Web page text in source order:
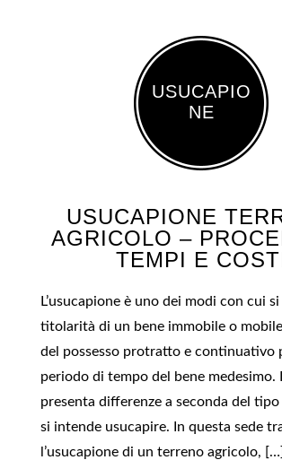
USUCAPIO
NE
USUCAPIONE
AGRICOLO –
TEMPI E
L’usucapione è uno dei modi con cui
titolarità di un bene immobile o
del possesso protratto e continuativo
periodo di tempo del bene medesimo.
presenta differenze a seconda del
si intende usucapire. In questa sede
l’usucapione di un terreno agricolo, […]